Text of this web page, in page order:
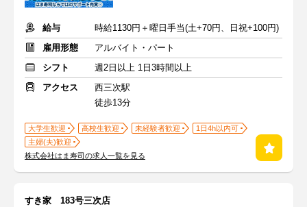
給与
時給1130円＋曜日手当(土+70円、日祝+100円)
雇用形態
アルバイト・パート
シフト
週2日以上 1日3時間以上
アクセス
西三次駅
徒歩13分
大学生歓迎 高校生歓迎 未経験者歓迎
1日4h以内可
主婦(夫)歓迎
株式会社はま寿司の求人一覧を見る
すき家 183号三次店